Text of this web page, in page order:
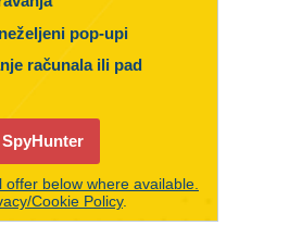
pop-upi
računala ili pad
offer below where available.
Cookie Policy.